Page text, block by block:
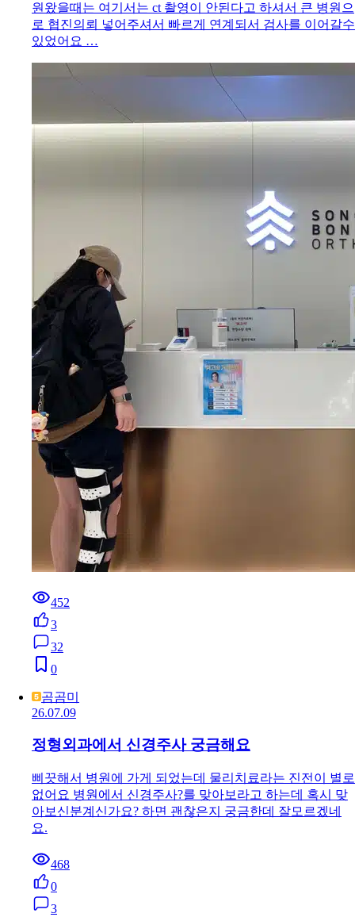
원왔을때는 여기서는 ct 촬영이 안된다고 하셔서 큰 병원으
로 협진의뢰 넣어주셔서 빠르게 연계되서 검사를 이어갈수
있었어요 …
452
3
32
0
곰곰미
26.07.09
정형외과에서 신경주사 궁금해요
삐끗해서 병원에 가게 되었는데 물리치료라는 진전이 별로
없어요 병원에서 신경주사?를 맞아보라고 하는데 혹시 맞
아보신분계신가요? 하면 괜찮은지 궁금한데 잘모르겠네
요.
468
0
3